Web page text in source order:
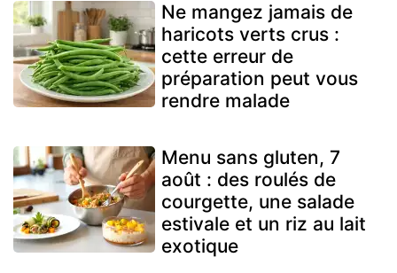
Ne mangez jamais de
haricots verts crus :
cette erreur de
préparation peut vous
rendre malade
Menu sans gluten, 7
août : des roulés de
courgette, une salade
estivale et un riz au lait
exotique